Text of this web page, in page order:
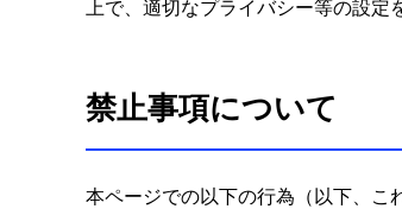
上で、適切なプライバシー等の設定
禁止事項について
本ページでの以下の行為（以下、こ